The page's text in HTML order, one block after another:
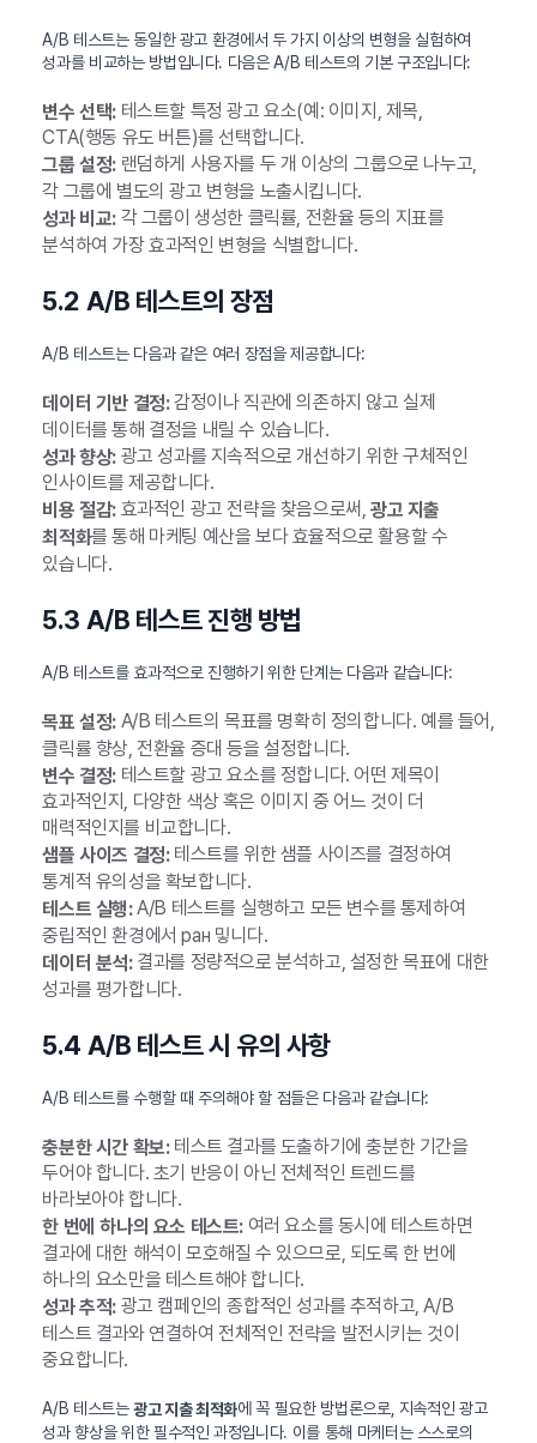
A/B 테스트는 동일한 광고 환경에서 두 가지 이상의 변형을 실험하여
성과를 비교하는 방법입니다. 다음은 A/B 테스트의 기본 구조입니다:
변수 선택:테스트할 특정 광고 요소(예: 이미지, 제목,
CTA(행동 유도 버튼)를 선택합니다.
그룹 설정:랜덤하게 사용자를 두 개 이상의 그룹으로 나누고,
각 그룹에 별도의 광고 변형을 노출시킵니다.
성과 비교:각 그룹이 생성한 클릭률, 전환율 등의 지표를
분석하여 가장 효과적인 변형을 식별합니다.
5.2 A/B 테스트의 장점
A/B 테스트는 다음과 같은 여러 장점을 제공합니다:
데이터 기반 결정:감정이나 직관에 의존하지 않고 실제
데이터를 통해 결정을 내릴 수 있습니다.
성과 향상:광고 성과를 지속적으로 개선하기 위한 구체적인
인사이트를 제공합니다.
비용 절감:효과적인 광고 전략을 찾음으로써, 광고 지출
최적화를 통해 마케팅 예산을 보다 효율적으로 활용할 수
있습니다.
5.3 A/B 테스트 진행 방법
A/B 테스트를 효과적으로 진행하기 위한 단계는 다음과 같습니다:
목표 설정:A/B 테스트의 목표를 명확히 정의합니다. 예를 들어,
클릭률 향상, 전환율 증대 등을 설정합니다.
변수 결정:테스트할 광고 요소를 정합니다. 어떤 제목이
효과적인지, 다양한 색상 혹은 이미지 중 어느 것이 더
매력적인지를 비교합니다.
샘플 사이즈 결정:테스트를 위한 샘플 사이즈를 결정하여
통계적 유의성을 확보합니다.
테스트 실행:A/B 테스트를 실행하고 모든 변수를 통제하여
중립적인 환경에서 ран 밓니다.
데이터 분석:결과를 정량적으로 분석하고, 설정한 목표에 대한
성과를 평가합니다.
5.4 A/B 테스트 시 유의 사항
A/B 테스트를 수행할 때 주의해야 할 점들은 다음과 같습니다:
충분한 시간 확보:테스트 결과를 도출하기에 충분한 기간을
두어야 합니다. 초기 반응이 아닌 전체적인 트렌드를
바라보아야 합니다.
한 번에 하나의 요소 테스트:여러 요소를 동시에 테스트하면
결과에 대한 해석이 모호해질 수 있으므로, 되도록 한 번에
하나의 요소만을 테스트해야 합니다.
성과 추적:광고 캠페인의 종합적인 성과를 추적하고, A/B
테스트 결과와 연결하여 전체적인 전략을 발전시키는 것이
중요합니다.
A/B 테스트는광고 지출 최적화에 꼭 필요한 방법론으로, 지속적인 광고
성과 향상을 위한 필수적인 과정입니다. 이를 통해 마케터는 스스로의